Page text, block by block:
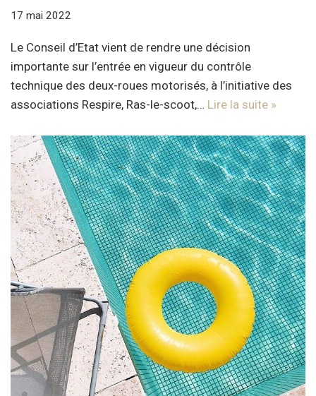
17 mai 2022
Le Conseil d’Etat vient de rendre une décision
importante sur l’entrée en vigueur du contrôle
technique des deux-roues motorisés, à l’initiative des
associations Respire, Ras-le-scoot,… Lire la suite »